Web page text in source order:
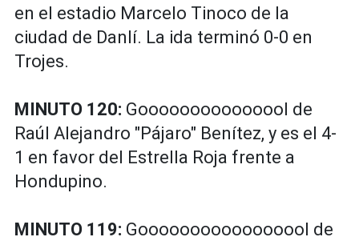
en el estadio Marcelo Tinoco de la
ciudad de Danlí. La ida terminó 0-0 en
Trojes.
MINUTO 120: Gooooooooooooool de
Raúl Alejandro "Pájaro" Benítez, y es el 4-
1 en favor del Estrella Roja frente a
Hondupino.
MINUTO 119: Gooooooooooooooool de